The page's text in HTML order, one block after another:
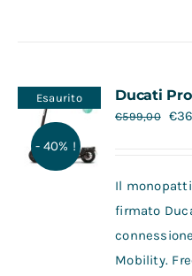
Esaurito
- 40% !
Ducati
€599,00 €
Il
firmato
Mobility.